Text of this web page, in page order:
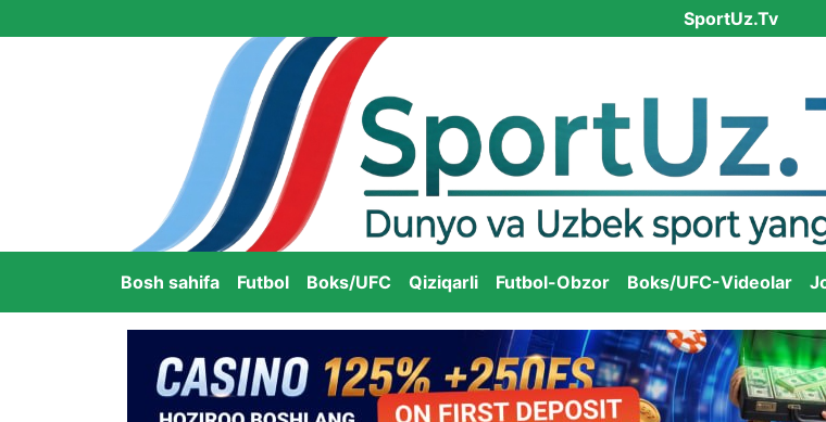
SportUz.Tv
Bosh sahifa Futbol Boks/UFC Qiziqarli Futbol-Obzor Boks/UFC-Videolar